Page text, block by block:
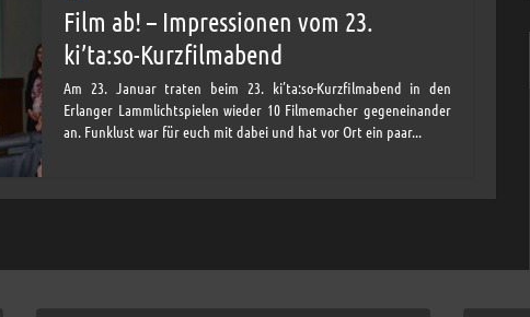
Film ab! – Impressionen vom 23.
ki’ta:so-Kurzfilmabend
Am 23. Januar traten beim 23. ki’ta:so-Kurzfilmabend in den
Erlanger Lammlichtspielen wieder 10 Filmemacher gegeneinander
an. Funklust war für euch mit dabei und hat vor Ort ein paar...